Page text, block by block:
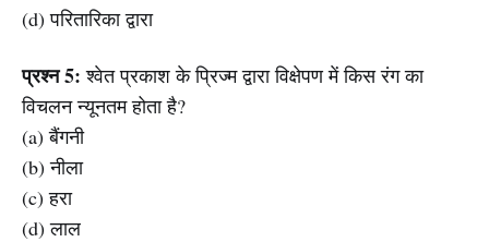
(d) परितारिका द्वारा
प्रश्न 5: श्वेत प्रकाश के प्रिज्म द्वारा विक्षेपण में किस रंग का
विचलन न्यूनतम होता है?
(a) बैंगनी
(b) नीला
(c) हरा
(d) लाल